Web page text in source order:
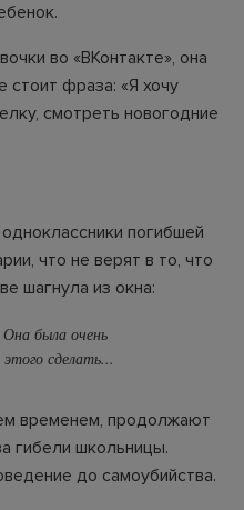
во «ВКонтакте», она
стоит фраза: «Я хочу
смотреть новогодние
погибшей
что не верят в то, что
шагнула из окна:
была очень
сделать...
временем, продолжают
гибели школьницы.
до самоубийства.